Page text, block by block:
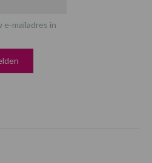
e-mailadres in